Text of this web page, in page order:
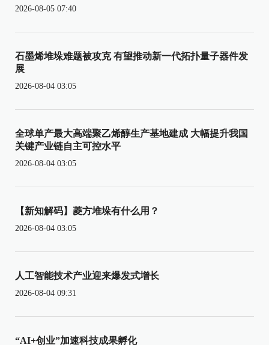
2026-08-05 07:40
石墨烯堆垛难题被攻克 有望推动新一代拓扑量子器件发
展
2026-08-04 03:05
全球单产最大高端聚乙烯醇生产基地建成 大幅提升我国
关键产业链自主可控水平
2026-08-04 03:05
【新知解码】菱方堆垛有什么用？
2026-08-04 03:05
人工智能技术产业迎来爆发式增长
2026-08-04 09:31
“AI+创业”加速科技成果孵化